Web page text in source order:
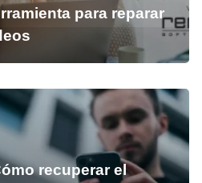
para reparar
recuperar el